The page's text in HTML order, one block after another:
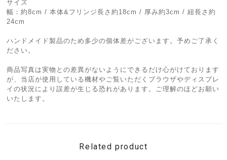
サイズ
幅：約8cm / 本体&フリンジ長さ約18cm / 厚み約3cm / 紐長さ約
24cm
ハンドメイド製品のため多少の個体差がございます。予めご了承く
ださい。
商品写真は実物との差異がないようにできるだけ心がけております
が、当店が使用している機材やご覧いただくブラウザやディスプレ
イの状況により誤差が生じる恐れがあります。ご理解のほどお願い
いたします。
Related product